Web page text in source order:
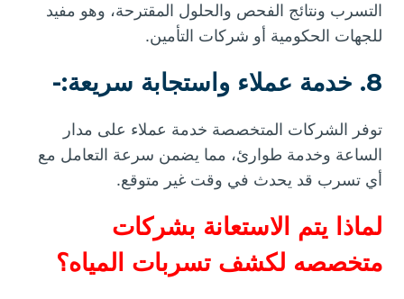
التسرب ونتائج الفحص والحلول المقترحة، وهو مفيد
للجهات الحكومية أو شركات التأمين.
8. خدمة عملاء واستجابة سريعة:-
توفر الشركات المتخصصة خدمة عملاء على مدار
الساعة وخدمة طوارئ، مما يضمن سرعة التعامل مع
أي تسرب قد يحدث في وقت غير متوقع.
لماذا يتم الاستعانة بشركات
متخصصه لكشف تسربات المياه؟